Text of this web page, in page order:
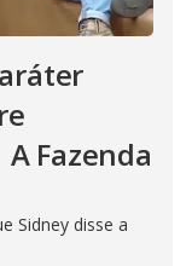
Fazenda
Sidney disse a